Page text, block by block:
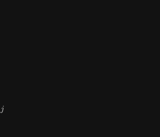
i-j
j